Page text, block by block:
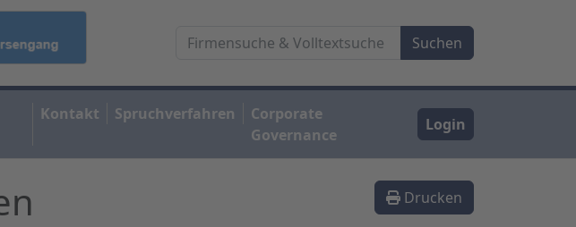
Kontakt Spruchverfahren
Corporate
Governance
Login
Drucken